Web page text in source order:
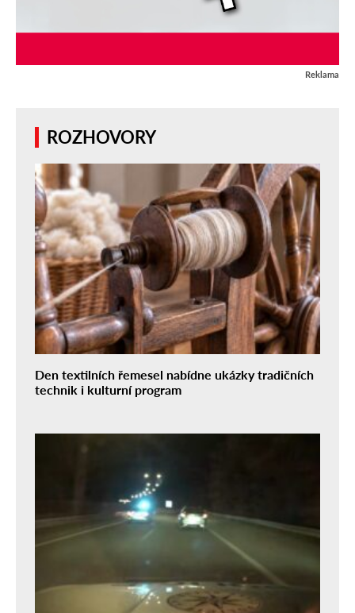
Reklama
ROZHOVORY
Den textilních řemesel nabídne ukázky tradičních
technik i kulturní program